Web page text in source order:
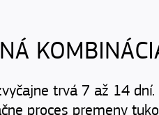
trvá 7 až 14
proces premeny